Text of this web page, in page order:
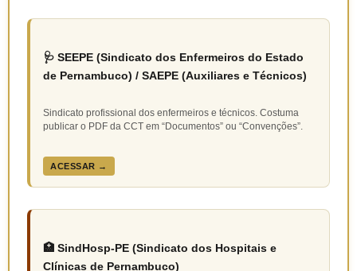
🩺 SEEPE (Sindicato dos Enfermeiros do Estado
de Pernambuco) / SAEPE (Auxiliares e Técnicos)
Sindicato profissional dos enfermeiros e técnicos. Costuma
publicar o PDF da CCT em “Documentos” ou “Convenções”.
ACESSAR →
🏥 SindHosp-PE (Sindicato dos Hospitais e
Clínicas de Pernambuco)